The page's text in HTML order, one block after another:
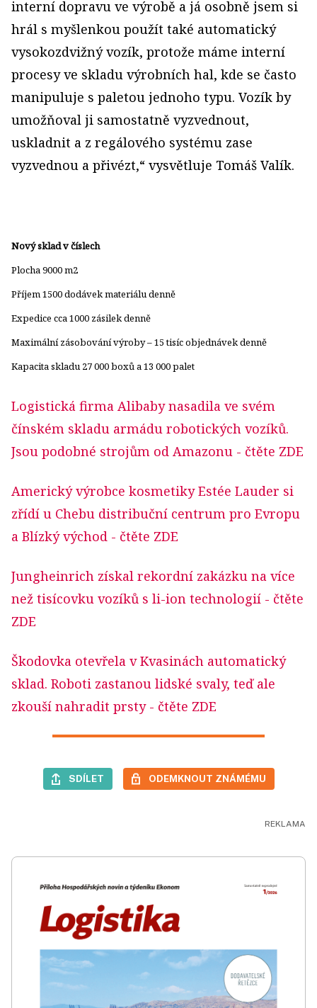
interní dopravu ve výrobě a já osobně jsem si
hrál s myšlenkou použít také automatický
vysokozdvižný vozík, protože máme interní
procesy ve skladu výrobních hal, kde se často
manipuluje s paletou jednoho typu. Vozík by
umožňoval ji samostatně vyzvednout,
uskladnit a z regálového systému zase
vyzvednou a přivézt,“ vysvětluje Tomáš Valík.
Nový sklad v číslech
Plocha 9000 m2
Příjem 1500 dodávek materiálu denně
Expedice cca 1000 zásilek denně
Maximální zásobování výroby – 15 tisíc objednávek denně
Kapacita skladu 27 000 boxů a 13 000 palet
Logistická firma Alibaby nasadila ve svém
čínském skladu armádu robotických vozíků.
Jsou podobné strojům od Amazonu - čtěte ZDE
Americký výrobce kosmetiky Estée Lauder si
zřídí u Chebu distribuční centrum pro Evropu
a Blízký východ - čtěte ZDE
Jungheinrich získal rekordní zakázku na více
než tisícovku vozíků s li-ion technologií - čtěte
ZDE
Škodovka otevřela v Kvasinách automatický
sklad. Roboti zastanou lidské svaly, teď ale
zkouší nahradit prsty- čtěte ZDE
SDÍLET ODEMKNOUT ZNÁMÉMU